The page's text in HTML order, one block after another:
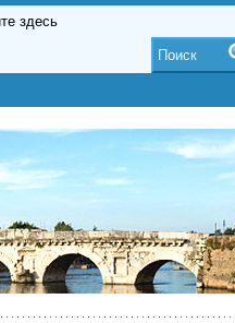
Поиск